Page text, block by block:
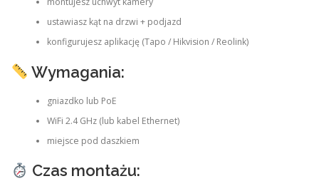
ustawiasz kąt na drzwi + podjazd
konfigurujesz aplikację (Tapo / Hikvision / Reolink)
Wymagania:
gniazdko lub PoE
WiFi 2.4 GHz (lub kabel Ethernet)
miejsce pod daszkiem
Czas montażu: